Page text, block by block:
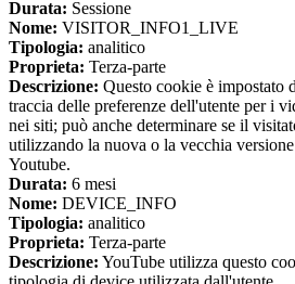
Durata: Sessione
Nome: VISITOR_INFO1_LIVE
Tipologia: analitico
Proprieta: Terza-parte
Descrizione: Questo cookie è impostato
traccia delle preferenze dell'utente per i
nei siti; può anche determinare se il
utilizzando la nuova o la vecchia
Youtube.
Durata: 6 mesi
Nome: DEVICE_INFO
Tipologia: analitico
Proprieta: Terza-parte
Descrizione: YouTube utilizza questo